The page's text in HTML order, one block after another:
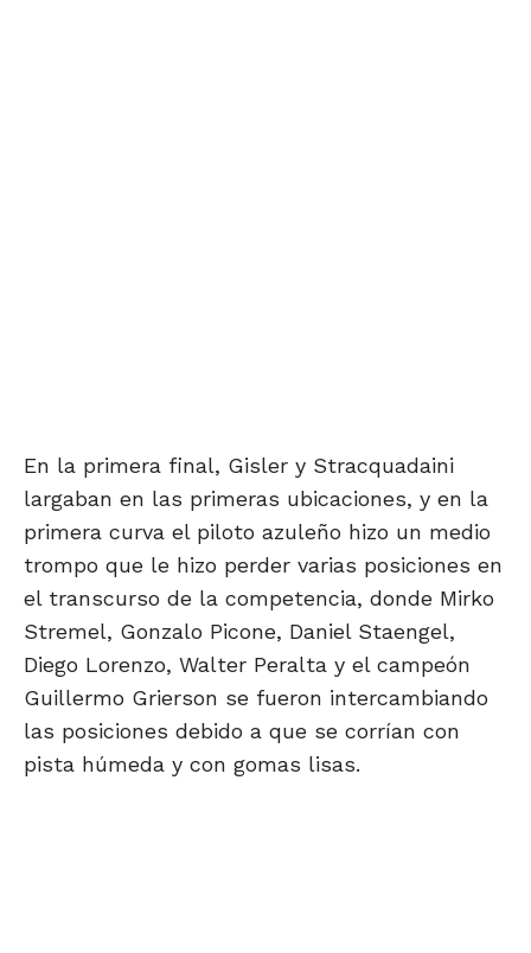
En la primera final, Gisler y Stracquadaini
largaban en las primeras ubicaciones, y en la
primera curva el piloto azuleño hizo un medio
trompo que le hizo perder varias posiciones en
el transcurso de la competencia, donde Mirko
Stremel, Gonzalo Picone, Daniel Staengel,
Diego Lorenzo, Walter Peralta y el campeón
Guillermo Grierson se fueron intercambiando
las posiciones debido a que se corrían con
pista húmeda y con gomas lisas.